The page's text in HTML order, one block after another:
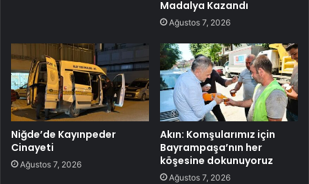
Madalya Kazandı
Ağustos 7, 2026
Niğde’de Kayınpeder
Cinayeti
Ağustos 7, 2026
Akın: Komşularımız için
Bayrampaşa’nın her
köşesine dokunuyoruz
Ağustos 7, 2026